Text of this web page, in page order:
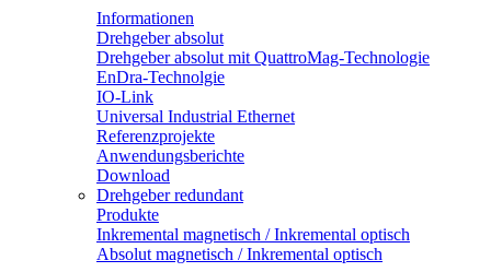
Informationen
Drehgeber absolut
Drehgeber absolut mit QuattroMag-Technologie
EnDra-Technolgie
IO-Link
Universal Industrial Ethernet
Referenzprojekte
Anwendungsberichte
Download
Drehgeber redundant
Produkte
Inkremental magnetisch / Inkremental optisch
Absolut magnetisch / Inkremental optisch